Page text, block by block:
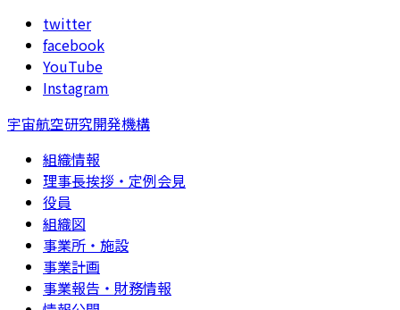
twitter
facebook
YouTube
Instagram
宇宙航空研究開発機構
組織情報
理事長挨拶・定例会見
役員
組織図
事業所・施設
事業計画
事業報告・財務情報